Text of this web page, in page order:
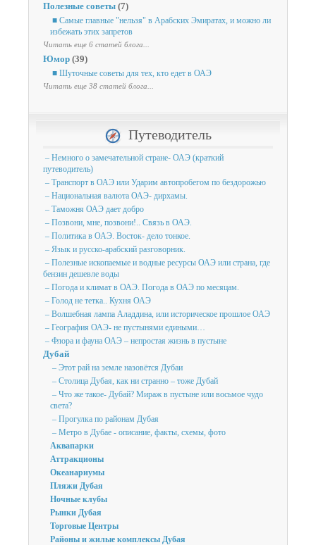
Полезные советы (7)
■ Самые главные "нельзя" в Арабских Эмиратах, и можно ли
избежать этих запретов
Читать еще 6 статей блога...
Юмор (39)
■ Шуточные советы для тех, кто едет в ОАЭ
Читать еще 38 статей блога...
Путеводитель
– Немного о замечательной стране- ОАЭ (краткий
путеводитель)
– Транспорт в ОАЭ или Ударим автопробегом по бездорожью
– Национальная валюта ОАЭ- дирхамы.
– Таможня ОАЭ дает добро
– Позвони, мне, позвони!.. Связь в ОАЭ.
– Политика в ОАЭ. Восток- дело тонкое.
– Язык и русско-арабский разговорник.
– Полезные ископаемые и водные ресурсы ОАЭ или страна, где
бензин дешевле воды
– Погода и климат в ОАЭ. Погода в ОАЭ по месяцам.
– Голод не тетка.. Кухня ОАЭ
– Волшебная лампа Аладдина, или историческое прошлое ОАЭ
– География ОАЭ- не пустынями едиными…
– Флора и фауна ОАЭ – непростая жизнь в пустыне
Дубай
– Этот рай на земле назовётся Дубаи
– Столица Дубая, как ни странно – тоже Дубай
– Что же такое- Дубай? Мираж в пустыне или восьмое чудо
света?
– Прогулка по районам Дубая
– Метро в Дубае - описание, факты, схемы, фото
Аквапарки
Аттракционы
Океанариумы
Пляжи Дубая
Ночные клубы
Рынки Дубая
Торговые Центры
Районы и жилые комплексы Дубая